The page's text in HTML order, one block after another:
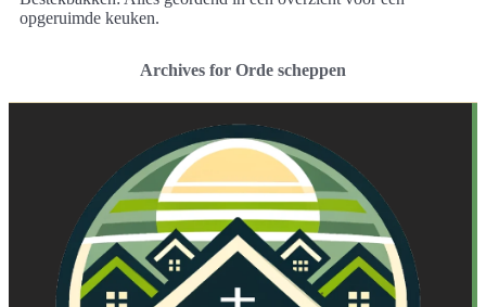
opgeruimde keuken.
Archives for Orde scheppen